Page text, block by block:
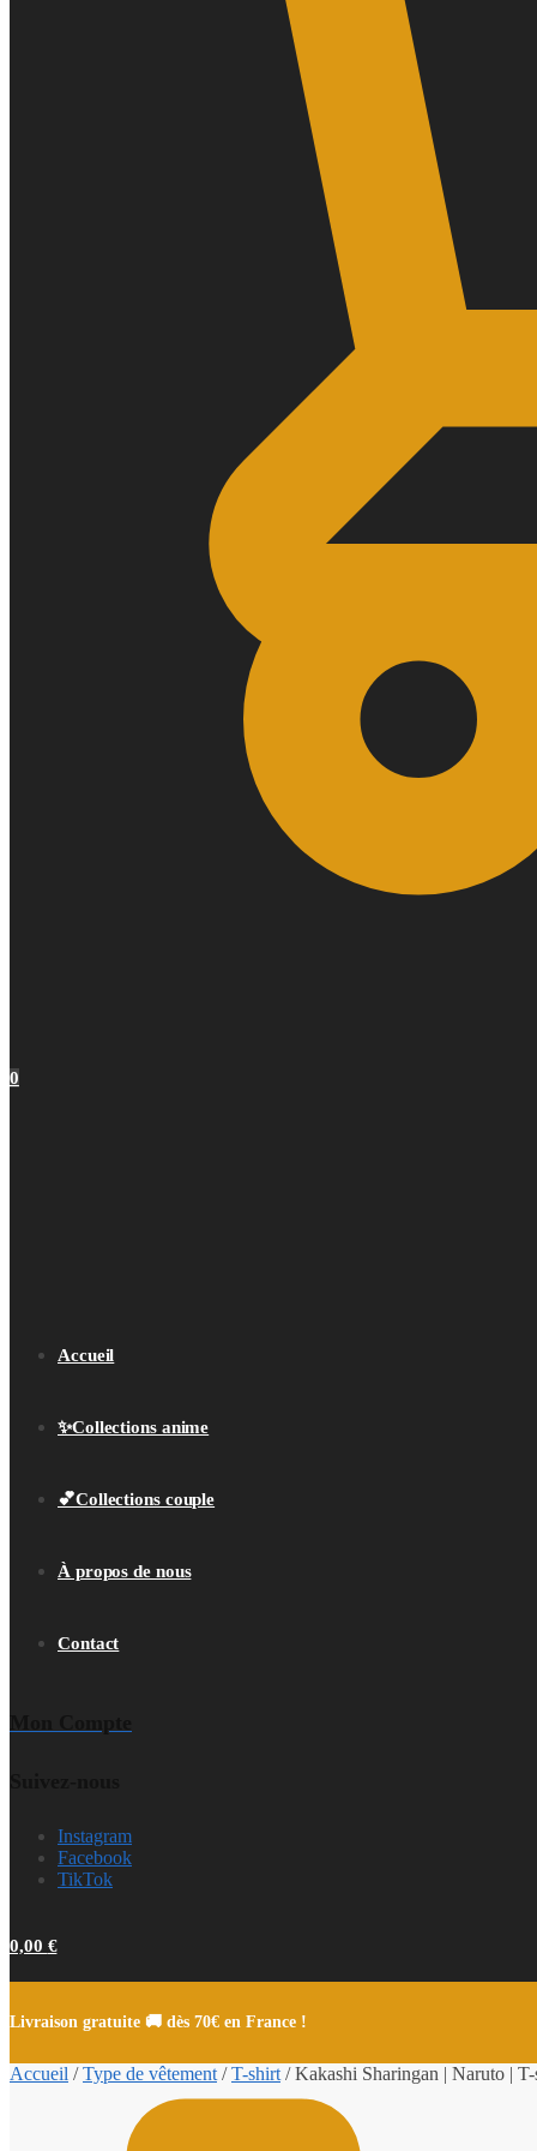
0
Accueil
✨Collections anime
💕Collections couple
À propos de nous
Contact
Instagram
Facebook
TikTok
0,00 €
Livraison gratuite 🚚 dès 70€ en France !
Accueil /Type de vêtement /T-shirt /Kakashi Sharingan | Naruto |